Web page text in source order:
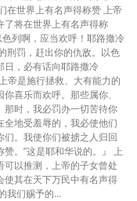
在世界上有名声得称赞 上帝
了将在世界上有名声得称
列啊，应当欢呼！耶路撒冷
刑罚，赶出你的仇敌。以色
日，必有话向耶路撒冷
帝是施行拯救、大有能力的
喜乐而欢呼。那些属你、
那时，我必罚办一切苦待你
地受羞辱的，我必使他们
。我使你们被掳之人归回
。”这是耶和华说的。』 上
以推测，上帝的子女曾处
使其在天下万民中有名声得
我们赐予的...